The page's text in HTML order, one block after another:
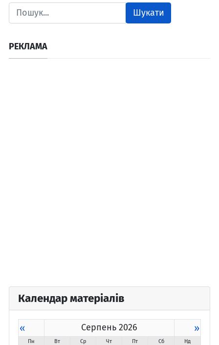
Шукати
РЕКЛАМА
Календар матеріалів
« Серпень 2026 »
Пн Вт Ср Чт Пт Сб Нд